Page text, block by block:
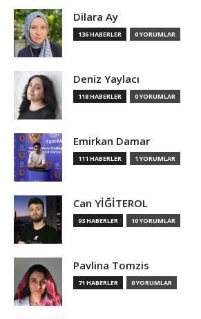
Dilara Ay
136 HABERLER 0 YORUMLAR
Deniz Yaylacı
118 HABERLER 0 YORUMLAR
Emirkan Damar
111 HABERLER 1 YORUMLAR
Can YİĞİTEROL
93 HABERLER 10 YORUMLAR
Pavlina Tomzis
71 HABERLER 0 YORUMLAR